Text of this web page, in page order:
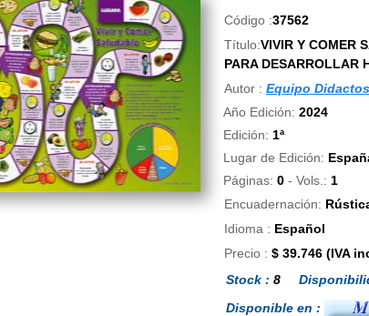
Código :37562
Título:VIVIR Y COMER
PARA DESARROLLAR
Autor : Equipo Didactos
Año Edición: 2024
Edición: 1ª
Lugar de Edición:
Páginas: 0 - Vols.: 1
Encuadernación:
Idioma : Español
Precio : $ 39.746 (IVA
Stock : 8
Disponible en :